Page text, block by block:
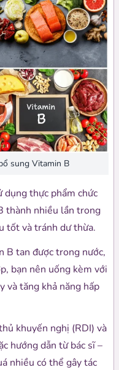
sung Vitamin B
dụng thực phẩm chức
thành nhiều lần trong
tốt và tránh dư thừa.
B tan được trong nước,
bạn nên uống kèm với
và tăng khả năng hấp
khuyến nghị (RDI) và
hướng dẫn từ bác sĩ –
nhiều có thể gây tác